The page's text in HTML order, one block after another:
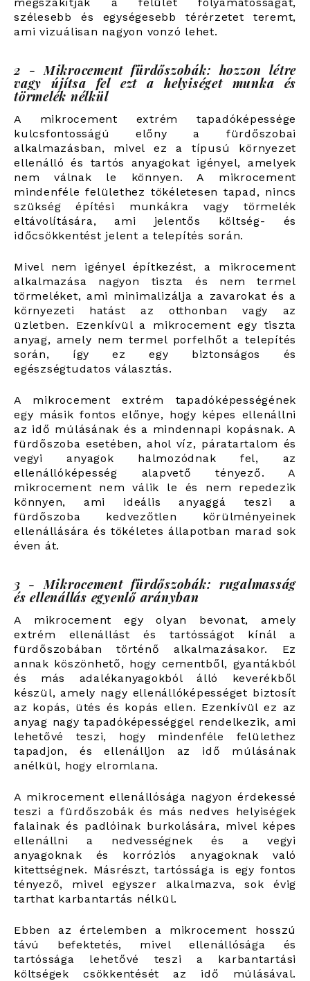
szélesebb és egységesebb térérzetet teremt,
ami vizuálisan nagyon vonzó lehet.
2 - Mikrocement fürdőszobák: hozzon létre
vagy újítsa fel ezt a helyiséget munka és
törmelék nélkül
A mikrocement extrém tapadóképessége
kulcsfontosságú előny a fürdőszobai
alkalmazásban, mivel ez a típusú környezet
ellenálló és tartós anyagokat igényel, amelyek
nem válnak le könnyen. A mikrocement
mindenféle felülethez tökéletesen tapad, nincs
szükség építési munkákra vagy törmelék
eltávolítására, ami jelentős költség- és
időcsökkentést jelent a telepítés során.
Mivel nem igényel építkezést, a mikrocement
alkalmazása nagyon tiszta és nem termel
törmeléket, ami minimalizálja a zavarokat és a
környezeti hatást az otthonban vagy az
üzletben. Ezenkívül a mikrocement egy tiszta
anyag, amely nem termel porfelhőt a telepítés
során, így ez egy biztonságos és
egészségtudatos választás.
A mikrocement extrém tapadóképességének
egy másik fontos előnye, hogy képes ellenállni
az idő múlásának és a mindennapi kopásnak. A
fürdőszoba esetében, ahol víz, páratartalom és
vegyi anyagok halmozódnak fel, az
ellenállóképesség alapvető tényező. A
mikrocement nem válik le és nem repedezik
könnyen, ami ideális anyaggá teszi a
fürdőszoba kedvezőtlen körülményeinek
ellenállására és tökéletes állapotban marad sok
éven át.
3 - Mikrocement fürdőszobák: rugalmasság
és ellenállás egyenlő arányban
A mikrocement egy olyan bevonat, amely
extrém ellenállást és tartósságot kínál a
fürdőszobában történő alkalmazásakor. Ez
annak köszönhető, hogy cementből, gyantákból
és más adalékanyagokból álló keverékből
készül, amely nagy ellenállóképességet biztosít
az kopás, ütés és kopás ellen. Ezenkívül ez az
anyag nagy tapadóképességgel rendelkezik, ami
lehetővé teszi, hogy mindenféle felülethez
tapadjon, és ellenálljon az idő múlásának
anélkül, hogy elromlana.
A mikrocement ellenállósága nagyon érdekessé
teszi a fürdőszobák és más nedves helyiségek
falainak és padlóinak burkolására, mivel képes
ellenállni a nedvességnek és a vegyi
anyagoknak és korróziós anyagoknak való
kitettségnek. Másrészt, tartóssága is egy fontos
tényező, mivel egyszer alkalmazva, sok évig
tarthat karbantartás nélkül.
Ebben az értelemben a mikrocement hosszú
távú befektetés, mivel ellenállósága és
tartóssága lehetővé teszi a karbantartási
költségek csökkentését az idő múlásával.